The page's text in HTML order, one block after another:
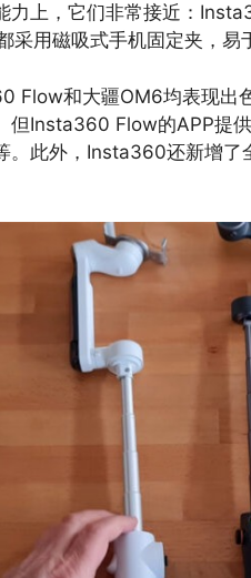
力上，它们非常接近：
用磁吸式手机固定夹，易
Flow和大疆OM6均表现出
但Insta360 Flow的APP提
。此外，Insta360还新增